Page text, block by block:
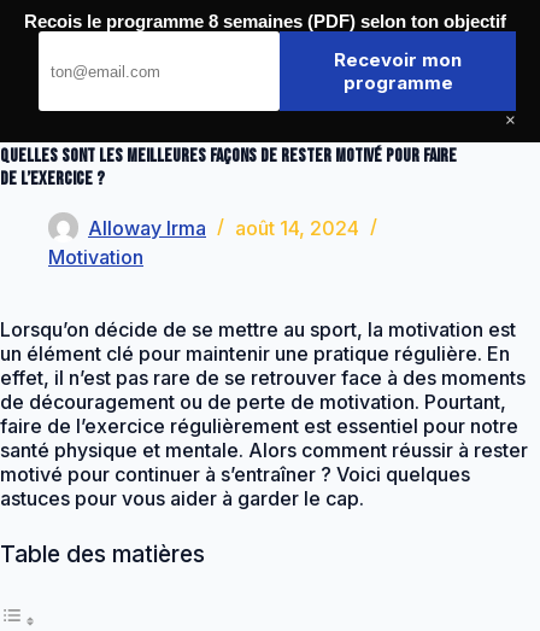
Passer
Quelles sont les meilleures façons de rester motivé pour faire
de l’exercice ?
Alloway Irma
août 14, 2024
Motivation
Lorsqu’on décide de se mettre au sport, la motivation est
un élément clé pour maintenir une pratique régulière. En
effet, il n’est pas rare de se retrouver face à des moments
de découragement ou de perte de motivation. Pourtant,
faire de l’exercice régulièrement est essentiel pour notre
santé physique et mentale. Alors comment réussir à rester
motivé pour continuer à s’entraîner ? Voici quelques
astuces pour vous aider à garder le cap.
Table des matières
Recois le programme 8 semaines (PDF) selon ton objectif
Recevoir mon
programme
×